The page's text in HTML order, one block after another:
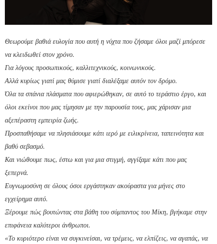
Θεωρούμε βαθιά ευλογία που αυτή η νύχτα που ζήσαμε όλοι μαζί μπόρεσε
να κλειδωθεί στον χρόνο.
Για λόγους προσωπικούς, καλλιτεχνικούς, κοινωνικούς.
Αλλά κυρίως γιατί μας θύμισε γιατί διαλέξαμε αυτόν τον δρόμο.
Όλα τα σπάνια πλάσματα που αφιερώθηκαν, σε αυτό το τεράστιο έργο, και
όλοι εκείνοι που μας τίμησαν με την παρουσία τους, μας χάρισαν μια
αξεπέραστη εμπειρία ζωής.
Προσπαθήσαμε να πλησιάσουμε κάτι ιερό με ειλικρίνεια, ταπεινότητα και
βαθύ σεβασμό.
Και νιώθουμε πως, έστω και για μια στιγμή, αγγίξαμε κάτι που μας
ξεπερνά.
Ευγνωμοσύνη σε όλους όσοι εργάστηκαν ακούραστα για μήνες στο
εγχείρημα αυτό.
Ξέρουμε πώς βουτώντας στα βάθη του σύμπαντος του Μίκη, βγήκαμε στην
επιφάνεια καλύτεροι άνθρωποι.
«Το κυριότερο είναι να συγκινείσαι, να τρέμεις, να ελπίζεις, να αγαπάς, να